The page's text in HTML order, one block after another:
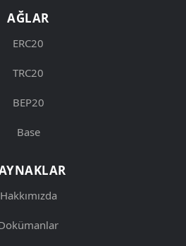
AĞLAR
ERC20
TRC20
BEP20
Base
Hakkımızda